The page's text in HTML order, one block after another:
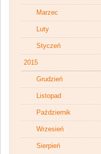
Marzec
Luty
Styczeń
2015
Grudzień
Listopad
Październik
Wrzesień
Sierpień